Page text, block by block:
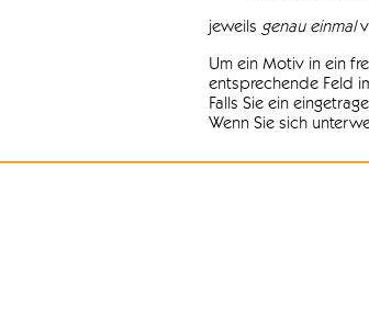
jeweils genau einmal
Um ein Motiv in ein
entsprechende Feld
Falls Sie ein
Wenn Sie sich